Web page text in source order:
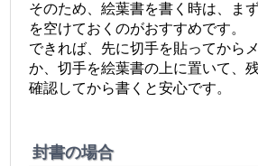
そのため、絵葉書を書く時は、ま
を空けておくのがおすすめです。
できれば、先に切手を貼ってから
か、切手を絵葉書の上に置いて、
確認してから書くと安心です。
封書の場合